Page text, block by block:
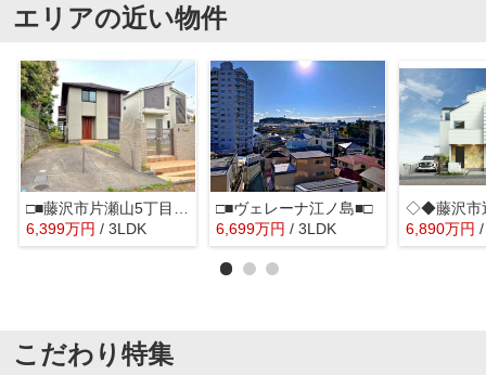
エリアの近い物件
6,399万円 / 3LDK
□■ヴェレーナ江ノ島■□
6,699万円 / 3LDK 6,890万円
こだわり特集